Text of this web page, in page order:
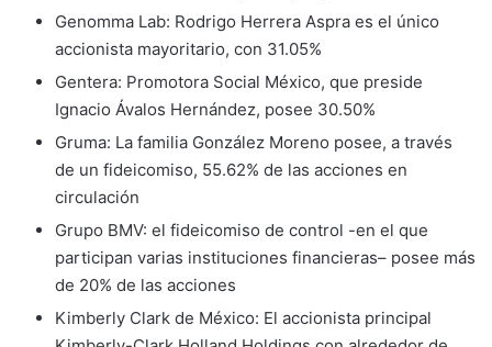
Genomma Lab: Rodrigo Herrera Aspra es el único
accionista mayoritario, con 31.05%
Gentera: Promotora Social México, que preside
Ignacio Ávalos Hernández, posee 30.50%
Gruma: La familia González Moreno posee, a través
de un fideicomiso, 55.62% de las acciones en
circulación
Grupo BMV: el fideicomiso de control -en el que
participan varias instituciones financieras– posee más
de 20% de las acciones
Kimberly Clark de México: El accionista principal